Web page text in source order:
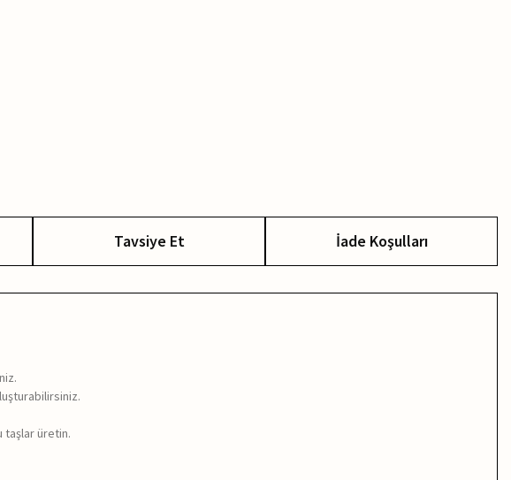
Tavsiye Et İade Koşulları
taşlar üretin.